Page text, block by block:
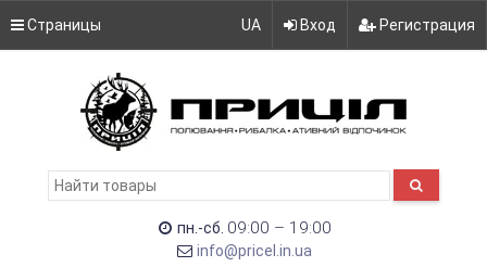
Страницы UA Вход Регистрация
пн.-сб. 09:00 – 19:00
info@pricel.in.ua